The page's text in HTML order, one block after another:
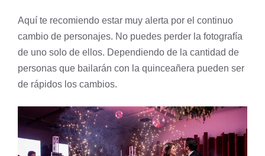
Aquí te recomiendo estar muy alerta por el continuo
cambio de personajes. No puedes perder la fotografía
de uno solo de ellos. Dependiendo de la cantidad de
personas que bailarán con la quinceañera pueden ser
de rápidos los cambios.